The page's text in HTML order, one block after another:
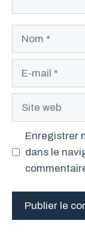
Enregistrer
dans le